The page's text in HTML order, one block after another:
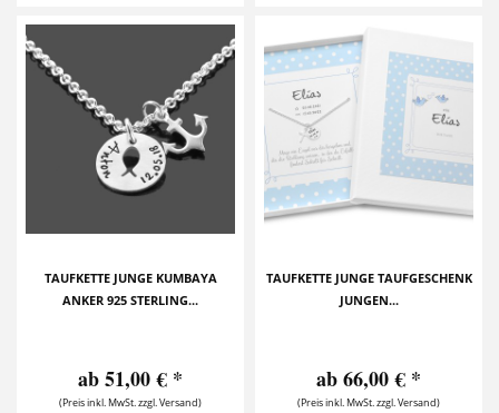
TAUFKETTE JUNGE KUMBAYA
ANKER 925 STERLING...
ab 51,00 € *
(Preis inkl. MwSt. zzgl. Versand)
TAUFKETTE JUNGE TAUFGESCHENK
JUNGEN...
ab 66,00 € *
(Preis inkl. MwSt. zzgl. Versand)